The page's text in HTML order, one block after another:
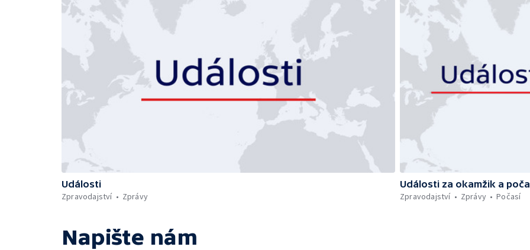
Události
Zpravodajství
Zprávy
Události za okamžik a
Zpravodajství
Zprávy Počasí
Napište nám